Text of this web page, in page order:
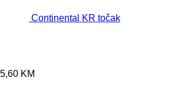
Continental KR točak
KM